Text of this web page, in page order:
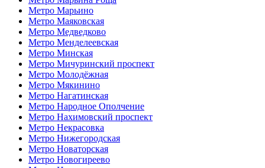
Метро Марьино
Метро Маяковская
Метро Медведково
Метро Менделеевская
Метро Минская
Метро Мичуринский проспект
Метро Молодёжная
Метро Мякинино
Метро Нагатинская
Метро Народное Ополчение
Метро Нахимовский проспект
Метро Некрасовка
Метро Нижегородская
Метро Новаторская
Метро Новогиреево